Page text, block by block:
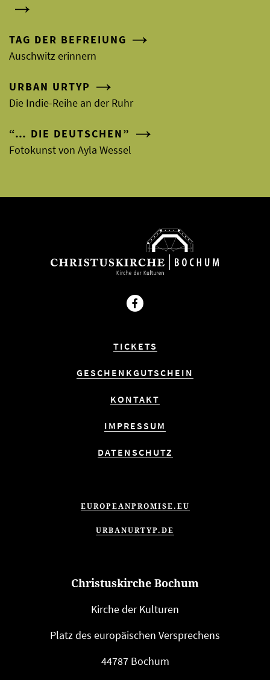
TAG DER BEFREIUNG
Auschwitz erinnern
URBAN URTYP
Die Indie-Reihe an der Ruhr
“… DIE DEUTSCHEN”
Fotokunst von Ayla Wessel
Facebook
TICKETS
GESCHENKGUTSCHEIN
KONTAKT
IMPRESSUM
DATENSCHUTZ
EUROPEANPROMISE.EU
URBANURTYP.DE
Christuskirche Bochum
Kirche der Kulturen
Platz des euro­päi­schen Versprechens
44787 Bochum